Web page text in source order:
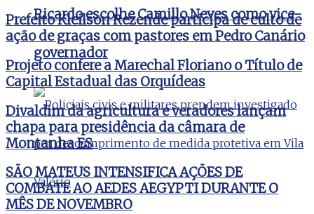
Ricardo escolhe Camillo Neves como vice-
governador
Prefeito Kleilson Rezende participa de culto de
ação de graças com pastores em Pedro Canário
Projeto confere a Marechal Floriano o Título de
Capital Estadual das Orquídeas
Divaldim da agricultura e veradores lançam
chapa para presidência da câmara de
Montanha ES
SÃO MATEUS INTENSIFICA AÇÕES DE
COMBATE AO AEDES AEGYPTI DURANTE O
MÊS DE NOVEMBRO